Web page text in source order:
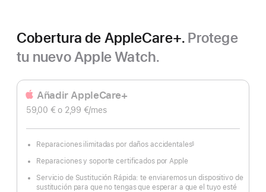
Cobertura de AppleCare+. Protege
tu nuevo Apple Watch.
Añadir AppleCare+
59,00 € o 2,99 €/mes
Reparaciones ilimitadas por daños accidentales
Nota
pie
§
Reparaciones y soporte certificados por Apple
Servicio de Sustitución Rápida: te enviaremos un dispositivo de
sustitución para que no tengas que esperar a que el tuyo esté